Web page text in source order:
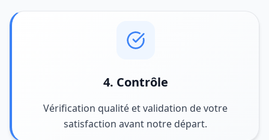
4. Contrôle
Vérification qualité et validation de votre
satisfaction avant notre départ.